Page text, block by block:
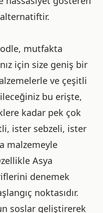
mutfakta
için size geniş bir
ve çeşitli
bu erişte,
kadar pek çok
ister sebzeli, ister
malzemeyle
Asya
denemek
noktasıdır.
soslar geliştirerek